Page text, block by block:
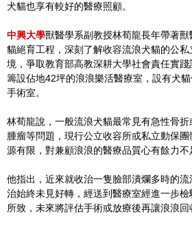
犬貓也享有較好的醫療照顧。
中興大學獸醫學系副教授林荀龍長年帶著
貓絕育工程，深刻了解收容流浪犬貓的公
境，爭取教育部高教深耕大學社會責任實
籌設佔地42坪的浪浪樂活醫療室，設有犬
手術室。
林荀龍說，一般流浪犬貓最常見有急性骨折
腫瘤等問題，現行公立收容所或私立動保
源有限，對兼顧浪浪的醫療品質心有餘力不
他指出，近來就收治一隻臉部潰爛多時的
治始終未見好轉，經送到醫療室經進一步
所致，未來將評估手術或放療後再讓浪浪回